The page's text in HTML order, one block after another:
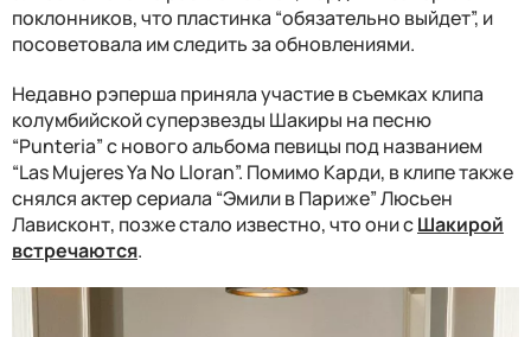
поклонников, что пластинка “обязательно выйдет”, и
посоветовала им следить за обновлениями.
Недавно рэперша приняла участие в съемках клипа
колумбийской суперзвезды Шакиры на песню
“Punteria” с нового альбома певицы под названием
“Las Mujeres Ya No Lloran”. Помимо Карди, в клипе также
снялся актер сериала “Эмили в Париже” Люсьен
Лависконт, позже стало известно, что они сШакирой
встречаются.